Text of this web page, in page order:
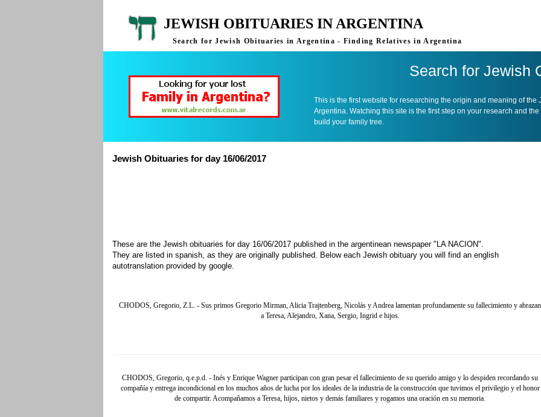
JEWISH OBITUARIES IN ARGENTINA
Search for Jewish Obituaries in Argentina - Finding Relatives in Argentina
Search for Jewish
This is the first website for researching the origin and meaning of
Argentina. Watching this site is the first step on your research and
build your family tree.
Jewish Obituaries for day 16/06/2017
These are the Jewish obituaries for day 16/06/2017 published in the argentinean newspaper "LA NACION".
They are listed in spanish, as they are originally published. Below each Jewish obituary you will find an english
autotranslation provided by google.
CHODOS, Gregorio, Z.L. - Sus primos Gregorio Mirman, Alicia Trajtenberg, Nicolás y Andrea lamentan profundamente su fallecimiento y abrazan
a Teresa, Alejandro, Xana, Sergio, Ingrid e hijos.
CHODOS, Gregorio, q.e.p.d. - Inés y Enrique Wagner participan con gran pesar el fallecimiento de su querido amigo y lo despiden recordando su
compañía y entrega incondicional en los muchos años de lucha por los ideales de la industria de la construcción que tuvimos el privilegio y el honor
de compartir. Acompañamos a Teresa, hijos, nietos y demás familiares y rogamos una oración en su memoria.